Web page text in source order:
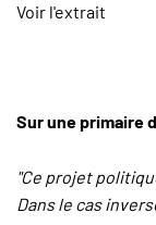
Voir l'extrait
Sur une primaire
"Ce projet
Dans le cas